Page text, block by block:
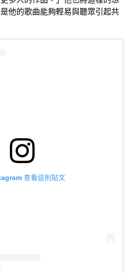
他的歌曲能夠輕易與聽眾引起共
查看這則貼文